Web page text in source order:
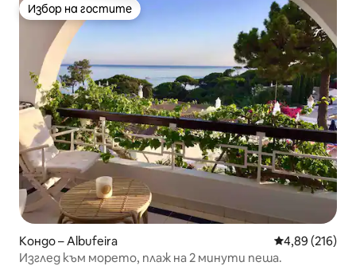
Избор на гостите
Избор на гостите
Кондо – Albufeira Средна
4,89 (216)
Изглед към морето, плаж на 2 минути пеша.